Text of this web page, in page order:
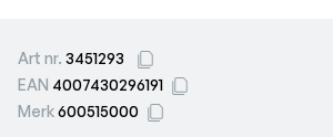
Art nr. 3451293
EAN 4007430296191
Merk600515000